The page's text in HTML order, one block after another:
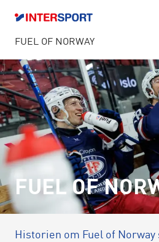
FUEL OF NORWAY
Historien om Fuel of Norway
FUEL OF